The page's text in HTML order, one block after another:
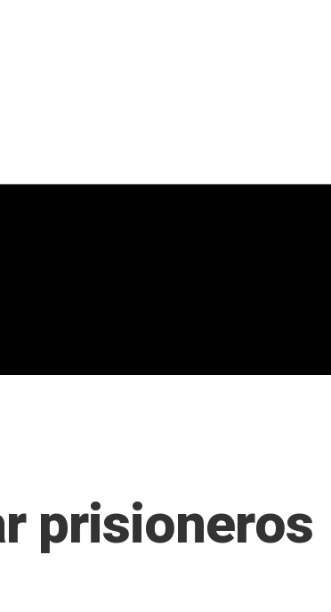
prisioneros